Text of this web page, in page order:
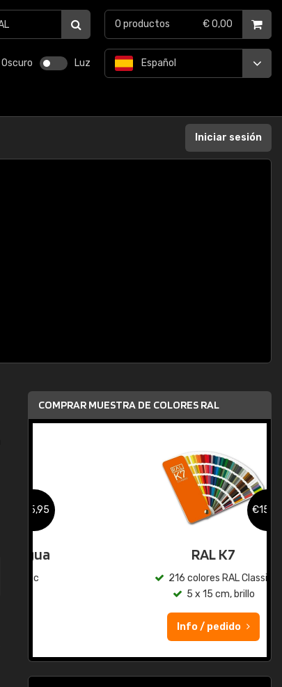
Oscuro Luz Español
0 productos € 0,00
Iniciar sesión
COMPRAR MUESTRA DE COLORES RAL
€15,95
216 colores RAL Classic
5 x 15 cm, brillo